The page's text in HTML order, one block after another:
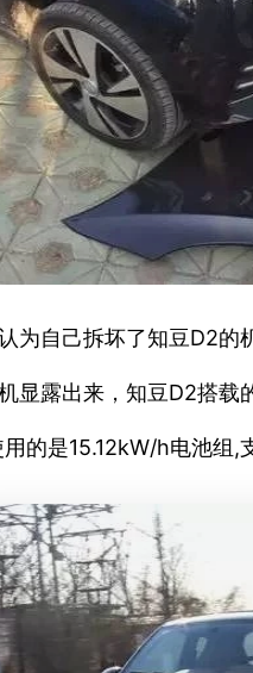
为自己拆坏了知豆D2的
显露出来，知豆D2搭载
的是15.12kW/h电池组